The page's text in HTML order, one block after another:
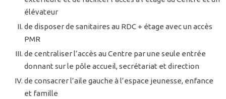
élévateur
de disposer de sanitaires au RDC + étage avec un accès
PMR
de centraliser l’accès au Centre par une seule entrée
donnant sur le pôle accueil, secrétariat et direction
de consacrer l’aile gauche à l’espace jeunesse, enfance
et famille